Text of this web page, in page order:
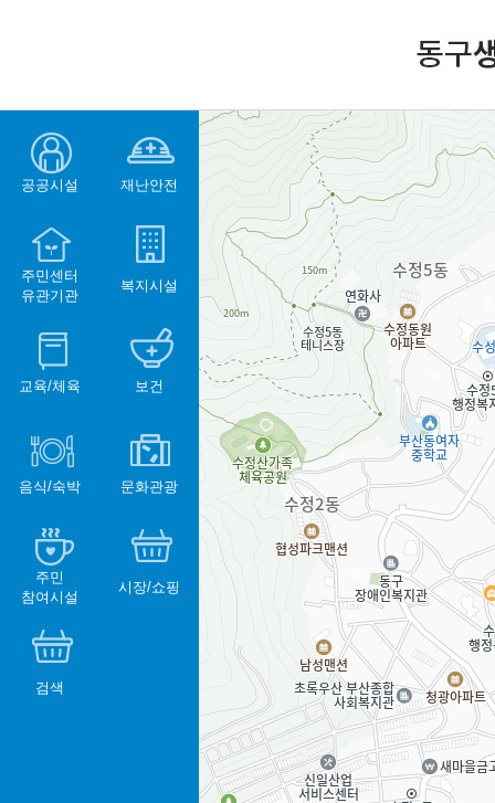
공공시설 재난안전
주민센터
유관기관
복지시설
교육/체육 보건
음식/숙박 문화관광
주민
참여시설
시장/쇼핑
검색